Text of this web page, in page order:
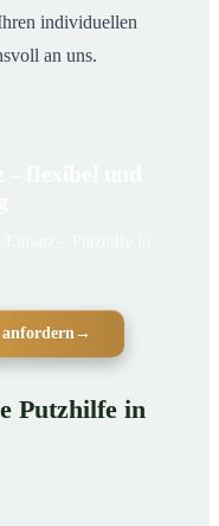
individuellen
an uns.
anfordern →
Putzhilfe in